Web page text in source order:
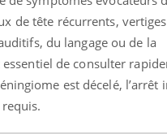
de tête récurrents,
du langage ou de la
de consulter
est décelé, l’arrêt